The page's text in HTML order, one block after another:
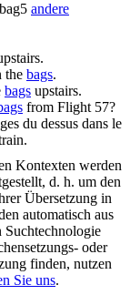
bag5 andere
the bags.
bags upstairs.
from Flight 57?
du dessus dans le
Kontexten werden
d. h. um den
Übersetzung in
automatisch aus
oder
finden, nutzen
Sie uns.